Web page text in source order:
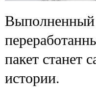
Выполненный
пакет станет
истории.